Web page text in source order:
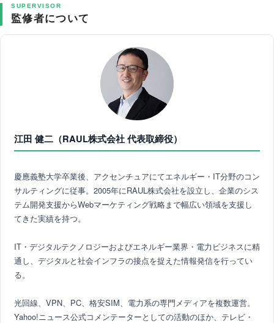
SUPERVISOR
監修者について
江田 健二（RAUL株式会社 代表取締役）
慶應義塾大学卒業後、アクセンチュアにてエネルギー・IT分野のコン
サルティングに従事。2005年にRAUL株式会社を設立し、企業のシス
テム開発支援からWebマーケティング戦略まで幅広い領域を支援し
てきた実績を持つ。
IT・デジタルテクノロジーおよびエネルギー業界・電力ビジネスに精
通し、デジタルと社会インフラの接点を捉えた情報発信を行ってい
る。
光回線、VPN、PC、格安SIM、電力系の専門メディアを複数運営。
Yahoo!ニュース公式コメンテーターとしての活動のほか、テレビ・